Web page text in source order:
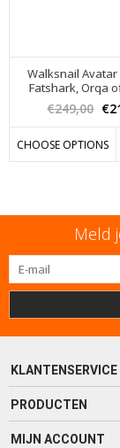
Walksnail Avatar
Fatshark, Orqa
€249,00
CHOOSE OPTIONS
Meld
KLANTENSERVICE
PRODUCTEN
MIJN ACCOUNT